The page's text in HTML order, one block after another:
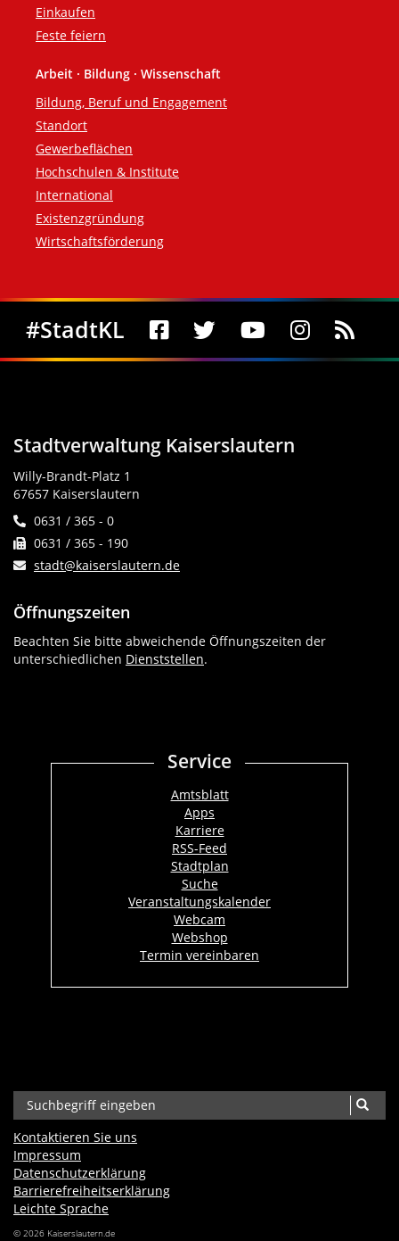
Einkaufen
Feste feiern
Arbeit · Bildung · Wissenschaft
Bildung, Beruf und Engagement
Standort
Gewerbeflächen
Hochschulen & Institute
International
Existenzgründung
Wirtschaftsförderung
Social Media
#StadtKL
Stadtverwaltung Kaiserslautern
Willy-Brandt-Platz 1
67657 Kaiserslautern
0631 / 365 - 0
0631 / 365 - 190
stadt@kaiserslautern.de
Öffnungszeiten
Beachten Sie bitte abweichende Öffnungszeiten der
unterschiedlichen Dienststellen.
Service
Amtsblatt
Apps
Karriere
RSS-Feed
Stadtplan
Suche
Veranstaltungskalender
Webcam
Webshop
Termin vereinbaren
Kontaktieren Sie uns
Impressum
Datenschutzerklärung
Barrierefreiheits­erklärung
Leichte Sprache
© 2026 Kaiserslautern.de